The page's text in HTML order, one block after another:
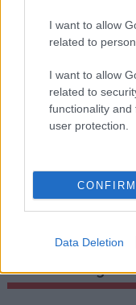
I want to allow
related to
I want to allow
related to
functionality
user protection.
CONFIRM
Data Deletion
Adja meg
meg e-mail címét:
Megismertem és
Nem szeretne lemaradni
legfrissebb
postaládájába érkezik!
A SZOL24